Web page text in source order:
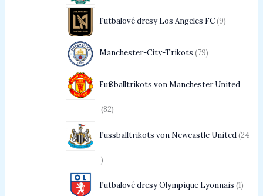
Futbalové dresy Los Angeles FC 9
Manchester-City-Trikots 79
Fußballtrikots von Manchester United
82
Fussballtrikots von Newcastle United 24
Futbalové dresy Olympique Lyonnais 1